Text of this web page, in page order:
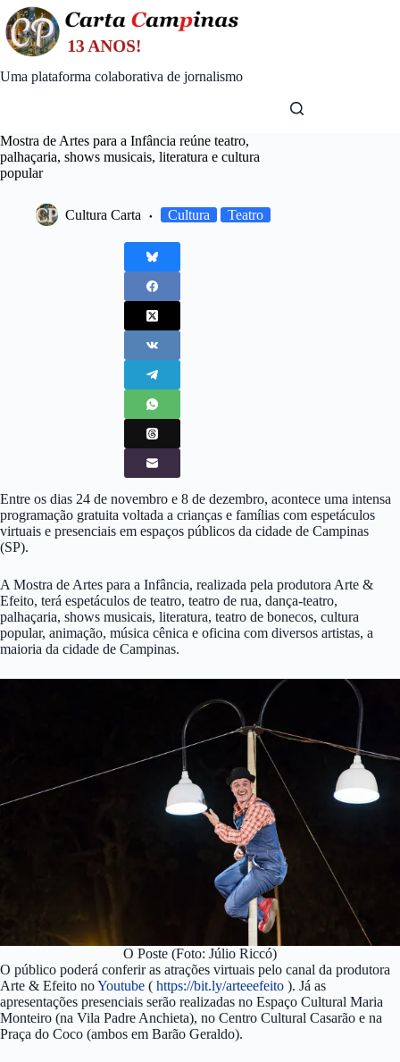
Skip
to
content
Uma plataforma colaborativa de jornalismo
Mostra de Artes para a Infância reúne teatro,
palhaçaria, shows musicais, literatura e cultura
popular
Cultura Carta Cultura Teatro
Entre os dias 24 de novembro e 8 de dezembro, acontece uma intensa
programação gratuita voltada a crianças e famílias com espetáculos
virtuais e presenciais em espaços públicos da cidade de Campinas
(SP).
A Mostra de Artes para a Infância, realizada pela produtora Arte &
Efeito, terá espetáculos de teatro, teatro de rua, dança-teatro,
palhaçaria, shows musicais, literatura, teatro de bonecos, cultura
popular, animação, música cênica e oficina com diversos artistas, a
maioria da cidade de Campinas.
O Poste (Foto: Júlio Riccó)
O público poderá conferir as atrações virtuais pelo canal da produtora
Arte & Efeito noYoutube ( https://bit.ly/arteeefeito ). Já as
apresentações presenciais serão realizadas no Espaço Cultural Maria
Monteiro (na Vila Padre Anchieta), no Centro Cultural Casarão e na
Praça do Coco (ambos em Barão Geraldo).